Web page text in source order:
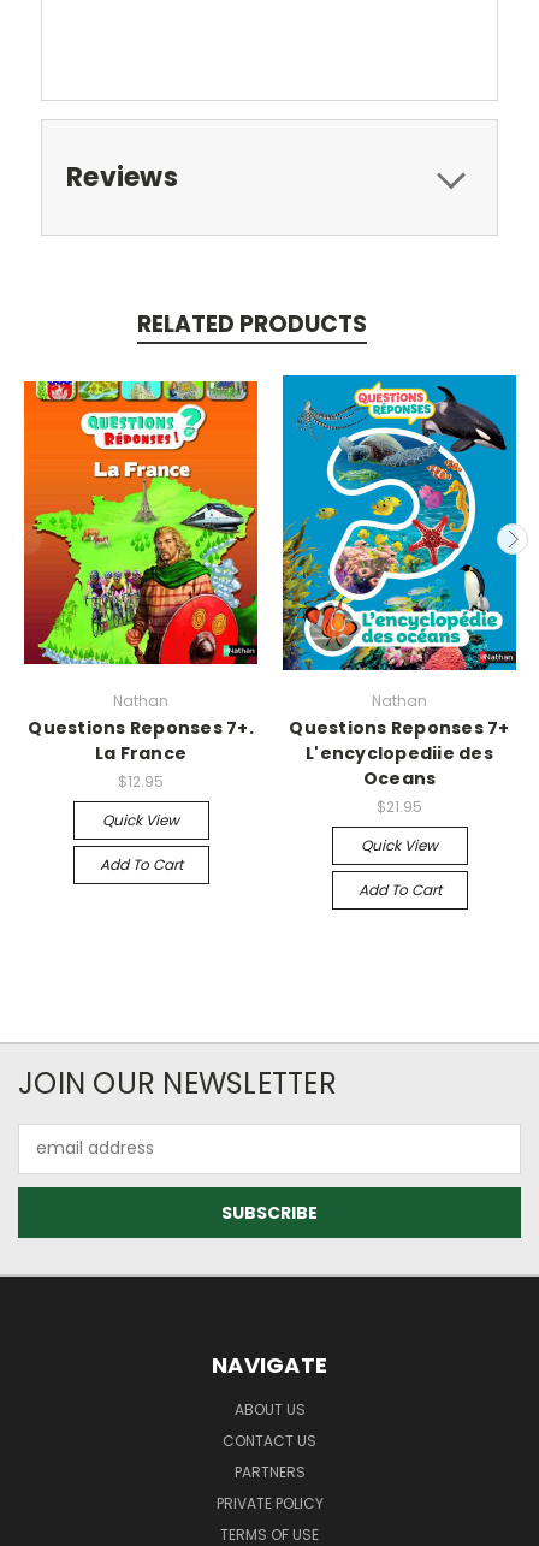
Reviews
RELATED PRODUCTS
Nathan
Questions Reponses 7+.
La France
$12.95
Quick View
Add To Cart
Nathan
Questions Reponses 7+
L'encyclopediie des
Oceans
$21.95
Quick View
Add To Cart
JOIN OUR NEWSLETTER
Address
NAVIGATE
ABOUT US
CONTACT US
PARTNERS
PRIVATE POLICY
TERMS OF USE